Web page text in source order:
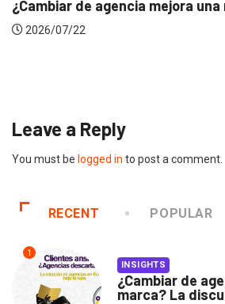
INSIGHTS
Leave a Reply
You must be logged in to post a comment.
RECENT POPULAR
1
INSIGHTS
¿Cambiar de
marca? La